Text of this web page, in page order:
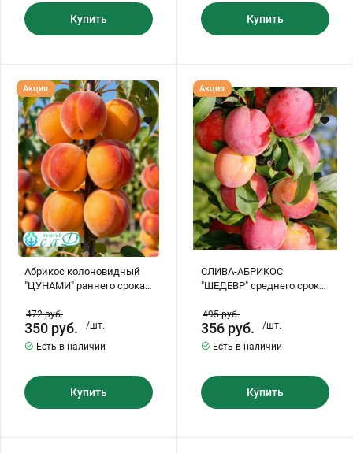
Хризантемы саженцы
Купить Купить
Абрикос
колоновидный
"ЦУНАМИ"
раннего
срока
созревания
(самоплодный)
Абрикос колоновидный
"ЦУНАМИ" раннего срока
(самоплодный)
Акция
472руб.
350 руб.
/шт.
Есть в наличии
Купить
СЛИВА-
АБРИКОС
"ШЕДЕВР"
среднего
срока
созревания
(самоплодный)
СЛИВА-АБРИКОС
"ШЕДЕВР" среднего срока
(самоплодный)
Акция
495руб.
356 руб.
/шт.
Есть в наличии
Купить